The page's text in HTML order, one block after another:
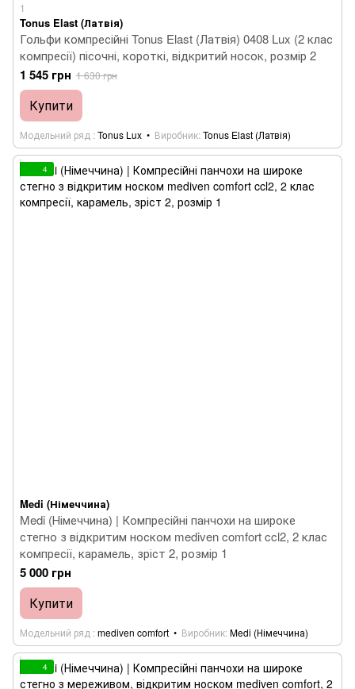
1
Tonus Elast (Латвія)
Гольфи компресійні Tonus Elast (Латвія) 0408 Lux (2 клас
компресії) пісочні, короткі, відкритий носок, розмір 2
1 545 грн 1 630 грн
Купити
Модельний ряд Tonus Lux Виробник Tonus Elast (Латвія)
4
Medi (Німеччина)
Medi (Німеччина) | Компресійні панчохи на широке
стегно з відкритим носком mediven comfort ccl2, 2 клас
компресії, карамель, зріст 2, розмір 1
5 000 грн
Купити
Модельний ряд mediven comfort Виробник Medi (Німеччина)
4